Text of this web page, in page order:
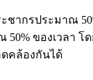
ระชากรประมาณ
ของเวลา โ
คล้องกันได้